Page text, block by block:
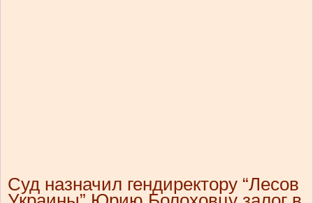
Суд назначил гендиректору “Лесов